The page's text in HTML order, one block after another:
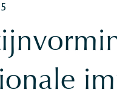
Burgerlijke